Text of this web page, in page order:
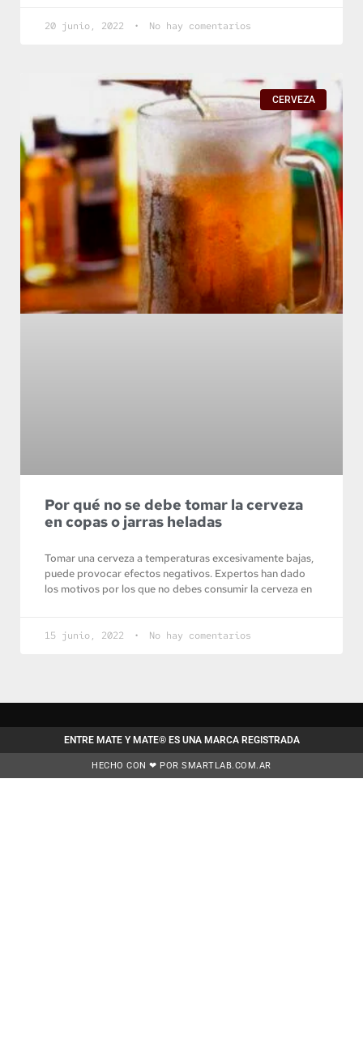
20 junio, 2022 No hay comentarios
CERVEZA
Por qué no se debe tomar la cerveza
en copas o jarras heladas
Tomar una cerveza a temperaturas excesivamente bajas,
puede provocar efectos negativos. Expertos han dado
los motivos por los que no debes consumir la cerveza en
15 junio, 2022 No hay comentarios
ENTRE MATE Y MATE® ES UNA MARCA REGISTRADA
HECHO CON ❤ POR SMARTLAB.COM.AR